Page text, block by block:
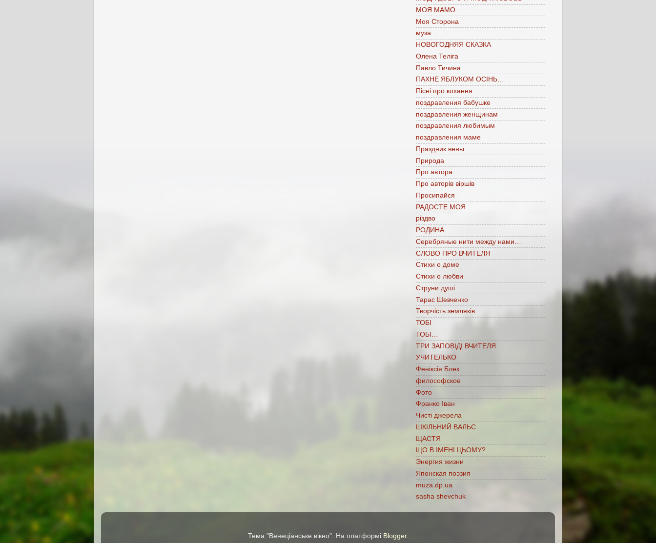
МОЯ МАМО
Моя Сторона
муза
НОВОГОДНЯЯ СКАЗКА
Олена Теліга
Павло Тичина
ПАХНЕ ЯБЛУКОМ ОСІНЬ…
Пісні про кохання
поздравления бабушке
поздравления женщинам
поздравления любимым
поздравления маме
Праздник вены
Природа
Про автора
Про авторів віршів
Просипайся
РАДОСТЕ МОЯ
різдво
РОДИНА
Серебряные нити между нами…
СЛОВО ПРО ВЧИТЕЛЯ
Стихи о доме
Стихи о любви
Струни душі
Тарас Шевченко
Творчість земляків
ТОБІ
ТОБІ…
ТРИ ЗАПОВІДІ ВЧИТЕЛЯ
УЧИТЕЛЬКО
Феніксія Блек
философское
Фото
Франко Іван
Чисті джерела
ШКІЛЬНИЙ ВАЛЬС
ЩАСТЯ
ЩО В ІМЕНІ ЦЬОМУ?..
Энергия жизни
Японская поэзия
muza.dp.ua
sasha shevchuk
Тема "Венеціанське вікно". На платформі Blogger.